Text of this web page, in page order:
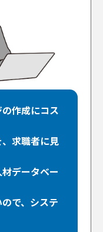
作成にコス
求職者に見
データベー
で、システ